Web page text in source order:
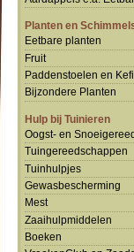
Planten en
Eetbare planten
Fruit
Paddenstoelen en
Bijzondere Planten
Hulp bij Tuinieren
Oogst- en
Tuingereedschappen
Tuinhulpjes
Gewasbescherming
Mest
Zaaihulpmiddelen
Boeken